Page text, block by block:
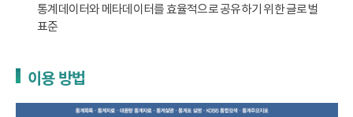
통계데이터와 메타데이터를 효율적으로 공유하기 위한 글로벌
표준
이용 방법